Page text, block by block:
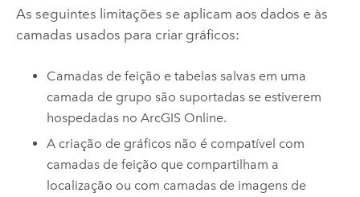
As seguintes limitações se aplicam aos dados e às
camadas usados ​​para criar gráficos:
Camadas de feição e tabelas salvas em uma
camada de grupo são suportadas se estiverem
hospedadas noArcGIS Online.
A criação de gráficos não é compatível com
camadas de feição que compartilham a
localização ou com camadas de imagens de